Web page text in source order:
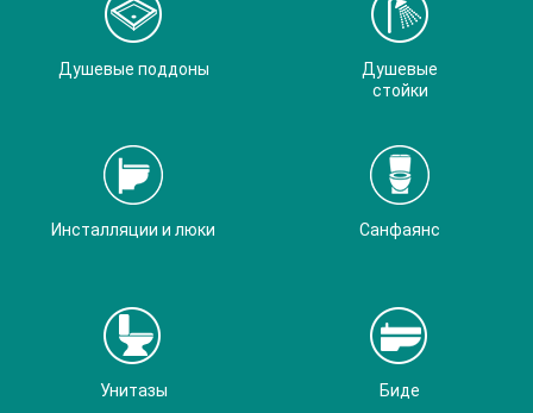
Душевые поддоны
Душевые
стойки
Инсталляции и люки Санфаянс
Унитазы Биде